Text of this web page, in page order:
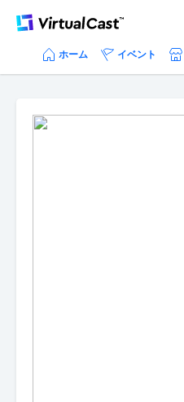
ホーム イベント